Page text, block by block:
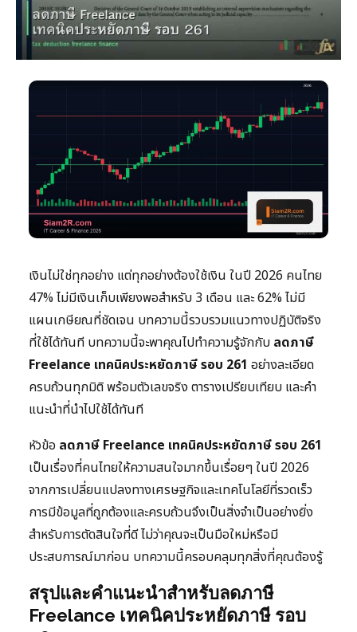
เงินไม่ใช่ทุกอย่าง แต่ทุกอย่างต้องใช้เงิน ในปี 2026 คนไทย
47% ไม่มีเงินเก็บเพียงพอสำหรับ 3 เดือน และ 62% ไม่มี
แผนเกษียณที่ชัดเจน บทความนี้รวบรวมแนวทางปฏิบัติจริง
ที่ใช้ได้ทันที บทความนี้จะพาคุณไปทำความรู้จักกับ ลดภาษี
Freelance เทคนิคประหยัดภาษี รอบ 261 อย่างละเอียด
ครบถ้วนทุกมิติ พร้อมตัวเลขจริง ตารางเปรียบเทียบ และคำ
แนะนำที่นำไปใช้ได้ทันที
หัวข้อ ลดภาษี Freelance เทคนิคประหยัดภาษี รอบ 261
เป็นเรื่องที่คนไทยให้ความสนใจมากขึ้นเรื่อยๆ ในปี 2026
จากการเปลี่ยนแปลงทางเศรษฐกิจและเทคโนโลยีที่รวดเร็ว
การมีข้อมูลที่ถูกต้องและครบถ้วนจึงเป็นสิ่งจำเป็นอย่างยิ่ง
สำหรับการตัดสินใจที่ดี ไม่ว่าคุณจะเป็นมือใหม่หรือมี
ประสบการณ์มาก่อน บทความนี้ครอบคลุมทุกสิ่งที่คุณต้องรู้
สรุปและคำแนะนำสำหรับลดภาษี
Freelance เทคนิคประหยัดภาษี รอบ